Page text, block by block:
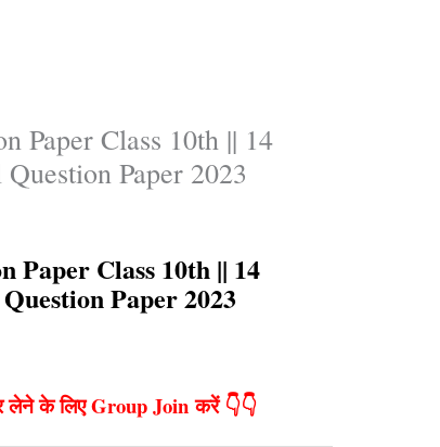
Paper Class 10th || 14
Paper 2023
Class 10th || 14
Paper 2023
लेने के लिए Group Join करें 👇👇